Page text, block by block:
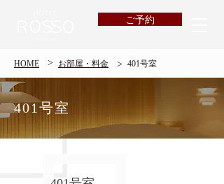
ご予約
HOME > ​お部屋・料金 > 401号室
401号室